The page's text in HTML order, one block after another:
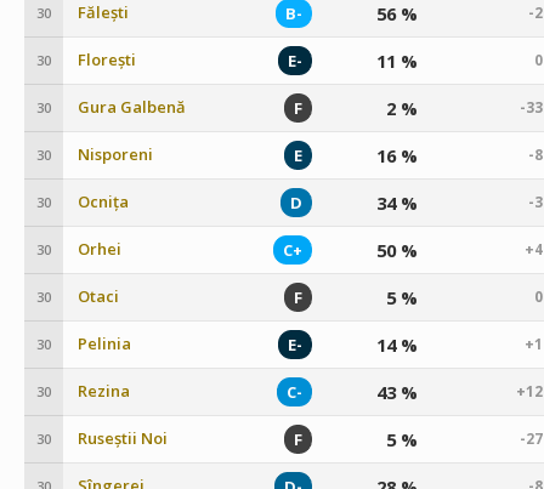
30 Fălești B- 56 % -
30 Florești E- 11 %
30 Gura Galbenă F 2 % -
30 Nisporeni E 16 % -
30 Ocnița D 34 % -
30 Orhei C+ 50 %
30 Otaci F 5 %
30 Pelinia E- 14 %
30 Rezina C- 43 %
30 Ruseștii Noi F 5 % -